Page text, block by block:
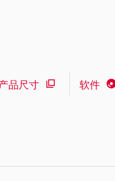
品尺寸 软件